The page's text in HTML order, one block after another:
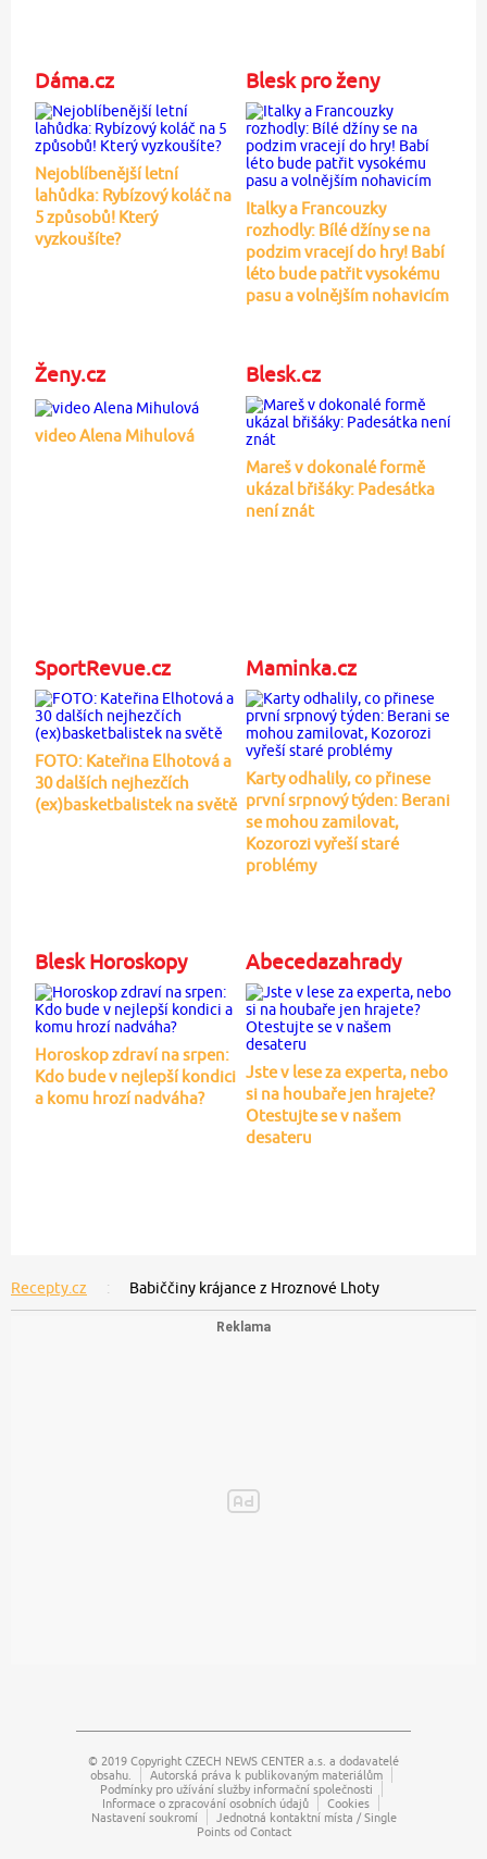
Dáma.cz
Nejoblíbenější letní
lahůdka: Rybízový koláč na
5 způsobů! Který
vyzkoušíte?
Blesk pro ženy
Italky a Francouzky
rozhodly: Bílé džíny se na
podzim vracejí do hry! Babí
léto bude patřit vysokému
pasu a volnějším nohavicím
Ženy.cz
video Alena Mihulová
Blesk.cz
Mareš v dokonalé formě
ukázal břišáky: Padesátka
není znát
SportRevue.cz
FOTO: Kateřina Elhotová a
30 dalších nejhezčích
(ex)basketbalistek na světě
Maminka.cz
Karty odhalily, co přinese
první srpnový týden: Berani
se mohou zamilovat,
Kozorozi vyřeší staré
problémy
Blesk Horoskopy
Horoskop zdraví na srpen:
Kdo bude v nejlepší kondici
a komu hrozí nadváha?
Abecedazahrady
Jste v lese za experta, nebo
si na houbaře jen hrajete?
Otestujte se v našem
desateru
Recepty.cz Babiččiny krájance z Hroznové Lhoty
© 2019 Copyright CZECH NEWS CENTER a.s. a dodavatelé
obsahu.
Autorská práva k publikovaným materiálům
Podmínky pro užívání služby informační společnosti
Informace o zpracování osobních údajů
Cookies
Nastavení soukromí
Jednotná kontaktní místa / Single
Points od Contact